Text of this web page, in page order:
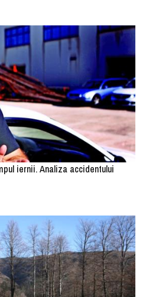
iernii. Analiza accidentului